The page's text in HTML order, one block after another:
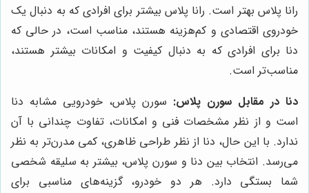
رانا پلاس بهتر است. رانا پلاس بیشتر برای افرادی که به دنبال یک
خودروی اقتصادی و کم‌هزینه هستند، مناسب است، در حالی که
دنا برای افرادی که به دنبال کیفیت و امکانات بیشتر هستند،
مناسب‌تر است.
دنا در مقابل سورن پلاس: سورن پلاس، خودرویی مشابه دنا
است و از نظر مشخصات فنی و امکانات، تفاوت چندانی با آن
ندارد. با این حال، دنا از نظر طراحی ظاهری، کمی مدرن‌تر به نظر
می‌رسد. انتخاب بین دنا و سورن پلاس، بیشتر به سلیقه شخصی
شما بستگی دارد. هر دو خودرو، گزینه‌های مناسبی برای